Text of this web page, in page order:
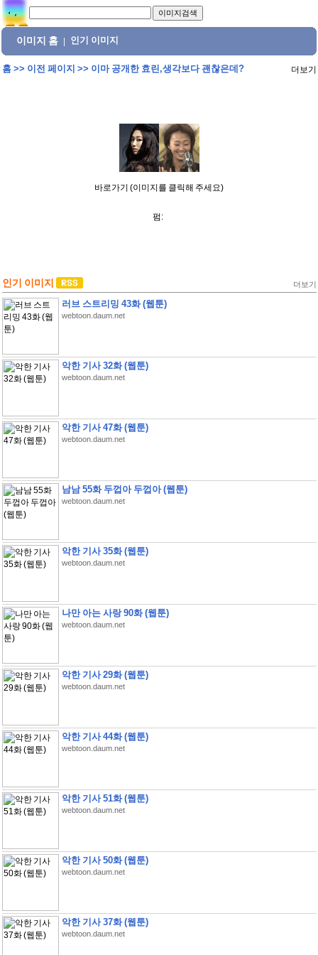
이미지 홈 인기 이미지
홈>> 이전 페이지 >> 이마 공개한 효린,생각보다 괜찮은데? 더보기
바로가기 (이미지를 클릭해 주세요)
펌:
인기 이미지 더보기
러브 스트리밍 43화 (웹툰)
webtoon.daum.net
악한 기사 32화 (웹툰)
webtoon.daum.net
악한 기사 47화 (웹툰)
webtoon.daum.net
남남 55화 두껍아 두껍아 (웹툰)
webtoon.daum.net
악한 기사 35화 (웹툰)
webtoon.daum.net
나만 아는 사랑 90화 (웹툰)
webtoon.daum.net
악한 기사 29화 (웹툰)
webtoon.daum.net
악한 기사 44화 (웹툰)
webtoon.daum.net
악한 기사 51화 (웹툰)
webtoon.daum.net
악한 기사 50화 (웹툰)
webtoon.daum.net
악한 기사 37화 (웹툰)
webtoon.daum.net